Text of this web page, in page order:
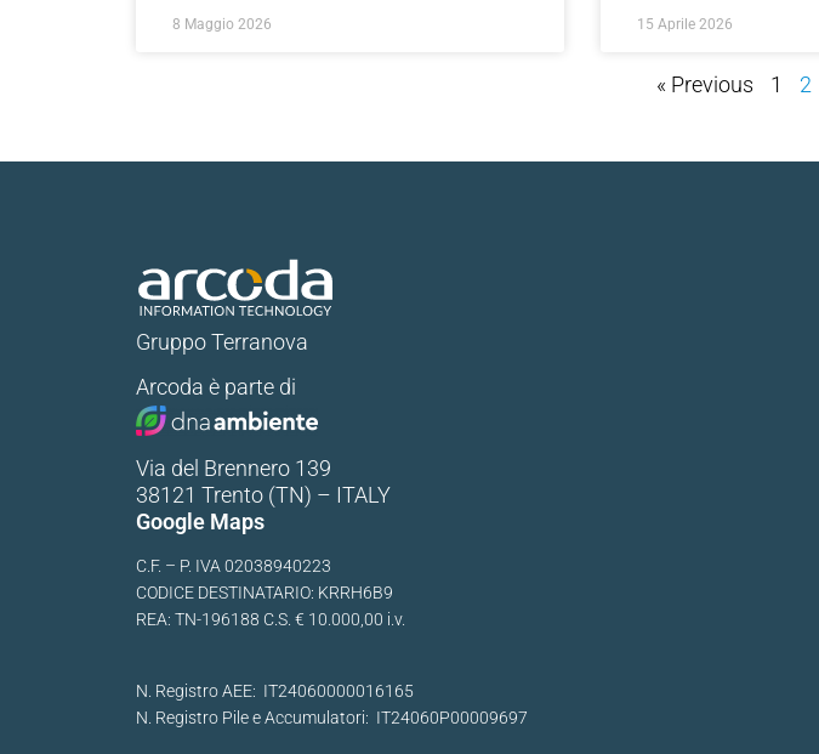
8 Maggio 2026 15 Aprile 2026
« Previous 1 2
Gruppo Terranova
Via del Brennero 139
38121 Trento (TN) – ITALY
Google Maps
Arcoda è parte di
C.F. – P. IVA 02038940223
CODICE DESTINATARIO: KRRH6B9
REA: TN-196188 C.S. € 10.000,00 i.v.
N. Registro AEE: IT24060000016165
N. Registro Pile e Accumulatori: IT24060P00009697